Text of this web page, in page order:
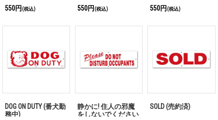
550円 (税込)
550円 (税込)
550円 (税込)
DOG ON DUTY (番犬勤
務中)
静かに! 住人の邪魔
をしないでください
SOLD (売約済)